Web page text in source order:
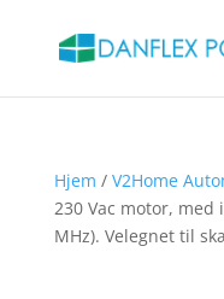
Hjem / V2Home
230 Vac motor, med
MHz). Velegnet til